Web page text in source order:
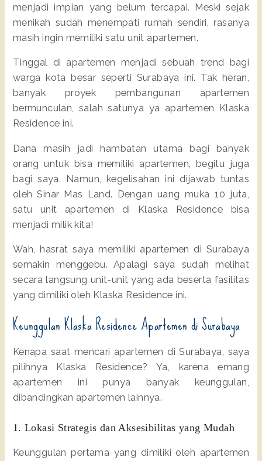
menjadi impian yang belum tercapai. Meski sejak
menikah sudah menempati rumah sendiri, rasanya
masih ingin memiliki satu unit apartemen.
Tinggal di apartemen menjadi sebuah trend bagi
warga kota besar seperti Surabaya ini. Tak heran,
banyak proyek pembangunan apartemen
bermunculan, salah satunya ya apartemen Klaska
Residence ini.
Dana masih jadi hambatan utama bagi banyak
orang untuk bisa memiliki apartemen, begitu juga
bagi saya. Namun, kegelisahan ini dijawab tuntas
oleh Sinar Mas Land. Dengan uang muka 10 juta,
satu unit apartemen di Klaska Residence bisa
menjadi milik kita!
Wah, hasrat saya memiliki apartemen di Surabaya
semakin menggebu. Apalagi saya sudah melihat
secara langsung unit-unit yang ada beserta fasilitas
yang dimiliki oleh Klaska Residence ini.
Keunggulan Klaska Residence Apartemen di Surabaya
Kenapa saat mencari apartemen di Surabaya, saya
pilihnya Klaska Residence? Ya, karena emang
apartemen ini punya banyak keunggulan,
dibandingkan apartemen lainnya.
1. Lokasi Strategis dan Aksesibilitas yang Mudah
Keunggulan pertama yang dimiliki oleh apartemen